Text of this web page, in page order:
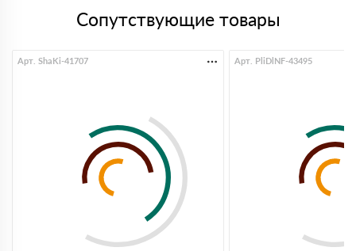
Сопутствующие товары
Арт. ShaKi-41707 Арт. PliDlNF-43495